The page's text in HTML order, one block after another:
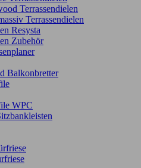
Terrassendielen
Terrassendielen
Resysta
Zubehör
Balkonbretter
WPC